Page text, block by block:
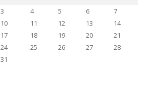
3 4 5 6
7
10 11 12 13
14
17 18 19 20
21
24 25 26 27
28
31